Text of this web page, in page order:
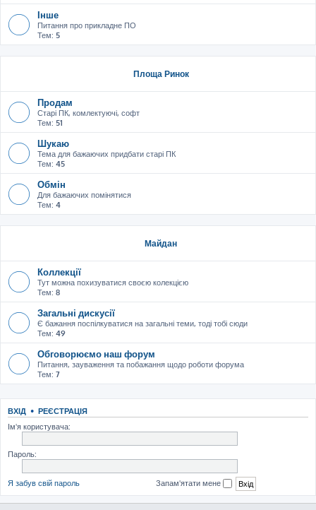
Інше
Питання про прикладне ПО
Тем: 5
Площа Ринок
Продам
Старі ПК, комлектуючі, софт
Тем: 51
Шукаю
Тема для бажаючих придбати старі ПК
Тем: 45
Обмін
Для бажаючих помінятися
Тем: 4
Майдан
Коллекції
Тут можна похизуватися своєю колекцією
Тем: 8
Загальні дискусії
Є бажання поспілкуватися на загальні теми, тоді тобі сюди
Тем: 49
Обговорюємо наш форум
Питання, зауваження та побажання щодо роботи форума
Тем: 7
ВХІД • РЕЄСТРАЦІЯ
Ім'я користувача:
Пароль:
Я забув свій пароль Запам'ятати мене